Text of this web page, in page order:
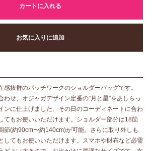
カートに入れる
お気に入りに追加
感抜群のパッチワークのショルダーバッグです。
わせ、オジャガデザイン定番の”月と星”をあしらっ
ンに仕上げました。その日のコーディネートに合わ
てもお使いいただけます。ショルダー部分は18箇
節(約90cm〜約140cm)が可能。さらに取り外しも
してもお使いいただけます。スマホや財布など必需